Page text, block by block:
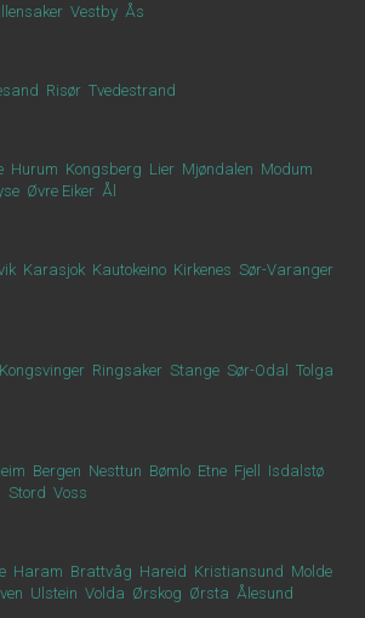
Vestby Ås
Risør Tvedestrand
Hurum Kongsberg Lier Mjøndalen Modum
Øvre Eiker Ål
Karasjok Kautokeino Kirkenes Sør-Varanger
Kongsvinger Ringsaker Stange Sør-Odal
Tolga
Bergen Nesttun Bømlo Etne Fjell
Isdalstø
Stord Voss
Haram Brattvåg Hareid Kristiansund Molde
Ulstein Volda Ørskog Ørsta Ålesund